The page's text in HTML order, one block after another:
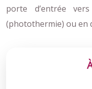
porte d’entrée
(photothermie) ou en